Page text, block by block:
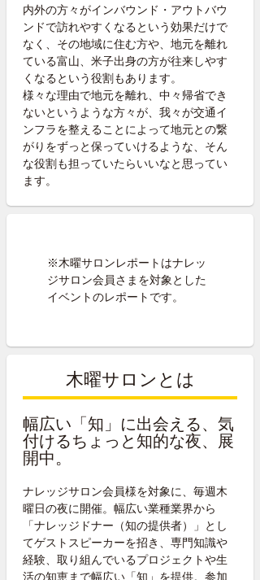
内外の方々がインバウンド・アウトバウ
ンドで訪れやすくなるという効果だけで
なく、その地域に住む方や、地元を離れ
ている富山、米子出身の方が往来しやす
くなるという役割もあります。
様々な理由で地元を離れ、中々帰省でき
ないというような方々が、我々が交通イ
ンフラを整えることによって地元との繋
がりをずっと保っていけるような、そん
な役割も担っていたらいいなと思ってい
ます。
※木曜サロンレポートはナレッ
ジサロン会員さまを対象とした
イベントのレポートです。
木曜サロンとは
幅広い「知」に出会える、気
付けるちょっと知的な夜、展
開中。
ナレッジサロン会員様を対象に、毎週木
曜日の夜に開催。幅広い業種業界から
「ナレッジドナー（知の提供者）」とし
てゲストスピーカーを招き、専門知識や
経験、取り組んでいるプロジェクトや生
活の知恵まで幅広い「知」を提供。参加